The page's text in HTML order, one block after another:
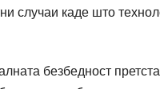
случаи каде што
безбедност